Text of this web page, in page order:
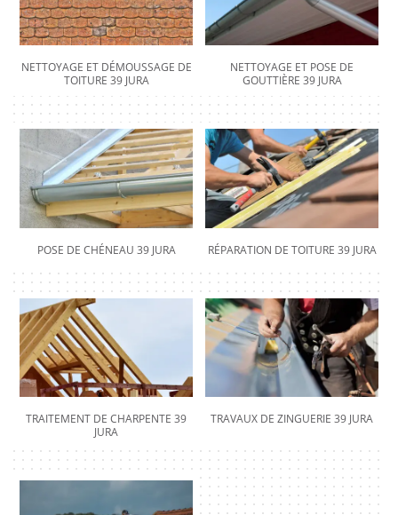
NETTOYAGE ET DÉMOUSSAGE DE
TOITURE 39 JURA
NETTOYAGE ET POSE DE
GOUTTIÈRE 39 JURA
POSE DE CHÉNEAU 39 JURA RÉPARATION DE TOITURE 39 JURA
TRAITEMENT DE CHARPENTE 39
JURA
TRAVAUX DE ZINGUERIE 39 JURA